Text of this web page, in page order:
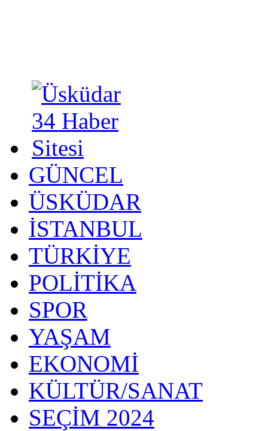
GÜNCEL
ÜSKÜDAR
İSTANBUL
TÜRKİYE
POLİTİKA
SPOR
YAŞAM
EKONOMİ
KÜLTÜR/SANAT
SEÇİM 2024